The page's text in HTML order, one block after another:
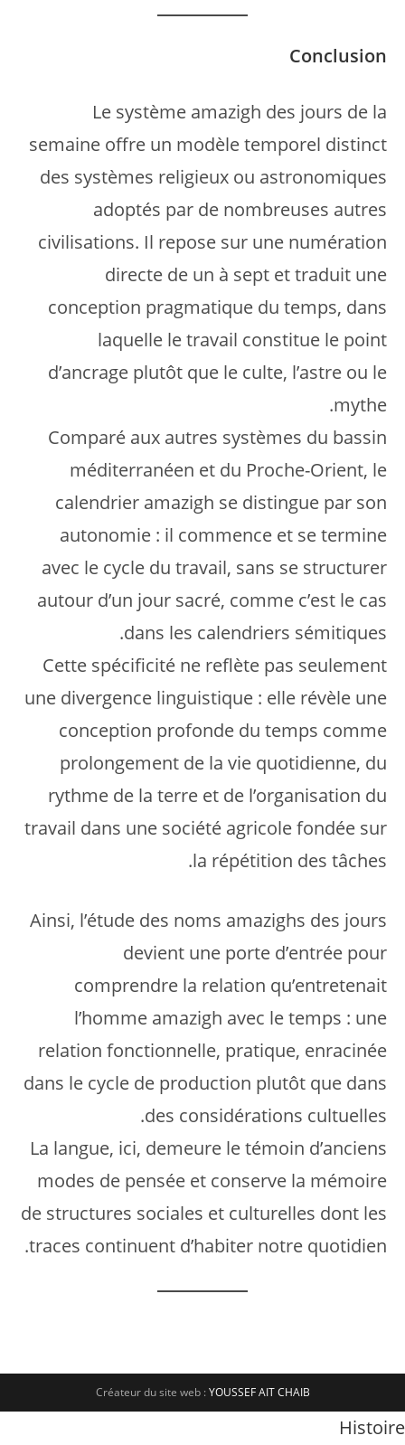
Conclusion
Le système amazigh des jours de la
semaine offre un modèle temporel distinct
des systèmes religieux ou astronomiques
adoptés par de nombreuses autres
civilisations. Il repose sur une numération
directe de un à sept et traduit une
conception pragmatique du temps, dans
laquelle le travail constitue le point
d’ancrage plutôt que le culte, l’astre ou le
mythe.
Comparé aux autres systèmes du bassin
méditerranéen et du Proche-Orient, le
calendrier amazigh se distingue par son
autonomie : il commence et se termine
avec le cycle du travail, sans se structurer
autour d’un jour sacré, comme c’est le cas
dans les calendriers sémitiques.
Cette spécificité ne reflète pas seulement
une divergence linguistique : elle révèle une
conception profonde du temps comme
prolongement de la vie quotidienne, du
rythme de la terre et de l’organisation du
travail dans une société agricole fondée sur
la répétition des tâches.
Ainsi, l’étude des noms amazighs des jours
devient une porte d’entrée pour
comprendre la relation qu’entretenait
l’homme amazigh avec le temps : une
relation fonctionnelle, pratique, enracinée
dans le cycle de production plutôt que dans
des considérations cultuelles.
La langue, ici, demeure le témoin d’anciens
modes de pensée et conserve la mémoire
de structures sociales et culturelles dont les
traces continuent d’habiter notre quotidien.
Créateur du site web :YOUSSEF AIT CHAIB
Histoire